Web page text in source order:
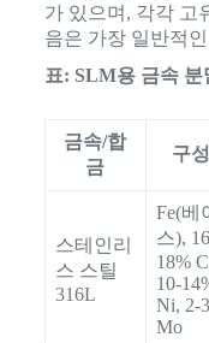
가 있으며, 각각 고
음은 가장 일반적
표: SLM용 금속 분
금속/합
금
구성
스테인리
스 스틸
316L
Fe(베
스),
18%
10-
Ni, 2-
Mo